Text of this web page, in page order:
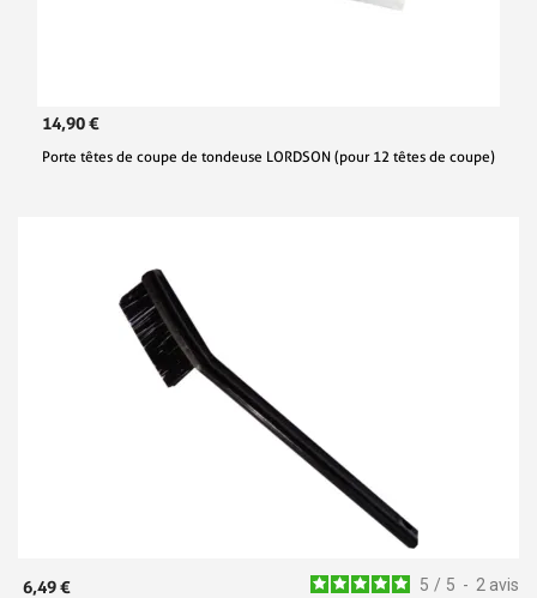
14,90 €
Porte têtes de coupe de tondeuse LORDSON (pour 12 têtes de coupe)
5 / 5 - 2 avis
6,49 €